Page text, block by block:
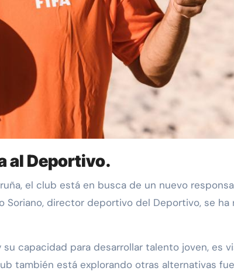
al Deportivo.
Soriano, director deportivo del Deportivo, se ha
capacidad para desarrollar talento joven, es
también está explorando otras alternativas